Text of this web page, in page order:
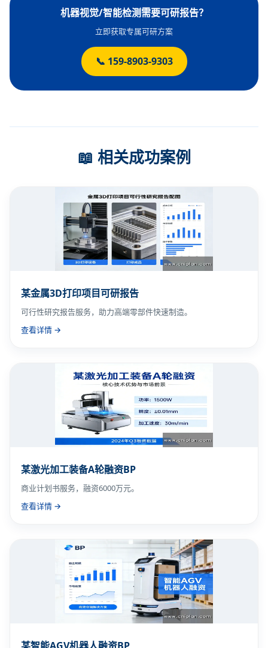
机器视觉/智能检测需要可研报告？
立即获取专属可研方案
📞 159-8903-9303
📖 相关成功案例
某金属3D打印项目可研报告
可行性研究报告服务，助力高端零部件快速制造。
查看详情 →
某激光加工装备A轮融资BP
商业计划书服务，融资6000万元。
查看详情 →